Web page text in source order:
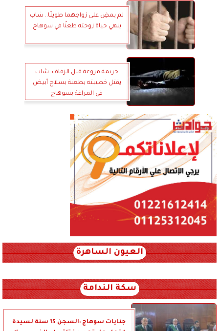
لم يمضِ على زواجهما طويلًا.. شاب
ينهي حياة زوجته طعنًا في سوهاج
جريمة مروعة قبل الزفاف..شاب
يقتل خطيبته بطعنة بسلاح أبيض
في المراغة بسوهاج
العيون الساهرة
سكة الندامة
جنايات سوهاج :السجن 15 سنة لسيدة